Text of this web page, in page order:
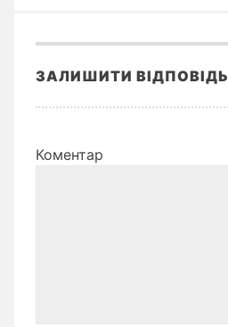
ЗАЛИШИТИ ВІДПОВІДЬ
Коментар